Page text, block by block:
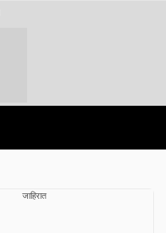
जाहिरात